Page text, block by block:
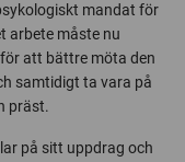
mandat för
arbete måste nu
att bättre möta den
samtidigt ta vara på
präst.
på sitt uppdrag och